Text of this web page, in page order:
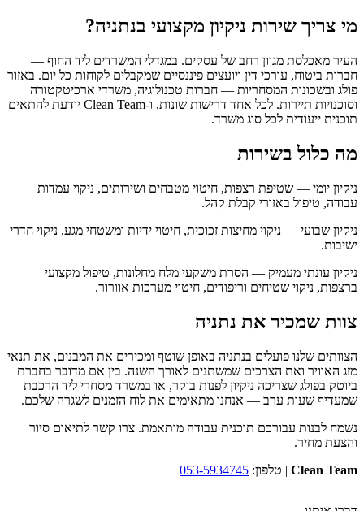
מי צריך שירות ניקיון מקצועי בנתניה?
העיר מאכלסת מגוון רחב של עסקים. במגדלי המשרדים ליד החוף —
חברות ביטוח, עורכי דין ויועצים פיננסיים שמקבלים לקוחות כל יום. באזור
פולג ובשכונות המסחריות — חברות טכנולוגיה, משרדי ארכיטקטורה
וסוכנויות תיירות. לכל אחד דרישות שונות, ו-Clean Team יודעת להתאים
תוכנית ייעודית לכל סוג משרד.
מה כלול בשירות
ניקיון יומי — שטיפת רצפות, חיטוי מטבחים ושירותים, ניקוי עמדות
עבודה, טיפול באזורי קבלת קהל.
ניקיון שבועי — ניקוי מחיצות זכוכית, חיטוי ידיות ומשטחי מגע, ניקוי חדרי
ישיבות.
ניקיון עונתי מעמיק — הסרת משקעי מלח מחלונות, טיפול מקצועי
ברצפות, ניקוי שטיחים וריפודים, חיטוי מערכות אוורור.
צוות שמכיר את נתניה
הצוותים שלנו פועלים בנתניה באופן שוטף ומכירים את המבנים, את תנאי
מזג האוויר ואת הצרכים שמשתנים לאורך השנה. בין אם מדובר בחברת
ביוטק בפולג שצריכה ניקיון לפנות בוקר, או במשרד מסחרי ליד הרכבת
שמעדיף שעות ערב — אנחנו מתאימים את לוח הזמנים לשגרה שלכם.
נשמח לבנות עבורכם תוכנית עבודה מותאמת. צרו קשר לתיאום סיור
והצעת מחיר.
Clean Team | טלפון: 053-5934745